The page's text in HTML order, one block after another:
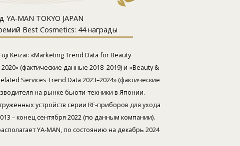
YA-MAN TOKYO JAPAN
Best Cosmetics: 44 награды
Keizai: «Marketing Trend Data for Beauty
(фактические данные 2018–2019) и «Beauty &
Services Trend Data 2023–2024» (фактические
на рынке бьюти-техники в Японии.
устройств серии RF-приборов для ухода
– конец сентября 2022 (по данным компании).
YA-MAN, по состоянию на декабрь 2024